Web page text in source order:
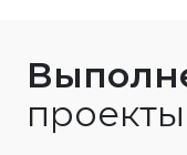
проекты